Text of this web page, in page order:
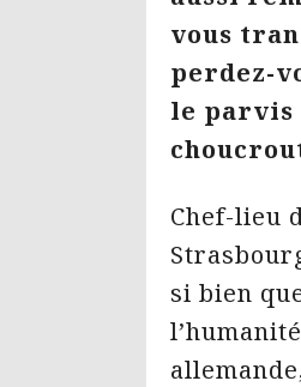
vous
perdez-
le parvis
Chef-lieu
si bien